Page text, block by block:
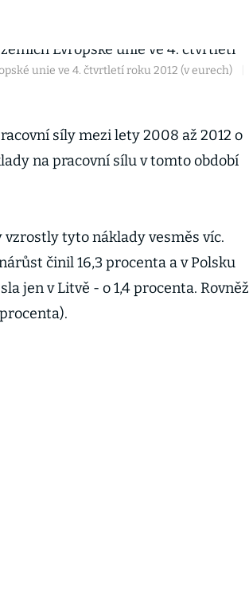
unie ve 4. čtvrtletí roku 2012 (v eurech)
síly mezi lety 2008 až 2012 o
na pracovní sílu v tomto období
tyto náklady vesměs víc.
činil 16,3 procenta a v Polsku
jen v Litvě - o 1,4 procenta. Rovněž